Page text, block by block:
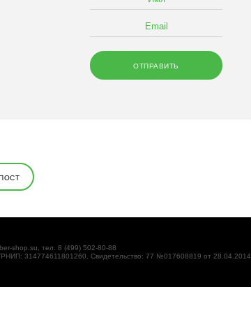
shop.su, тел. 8 (499) 502-80-88
314774611801260, Свидетельство: 77 №017608819 от 28.04.2014